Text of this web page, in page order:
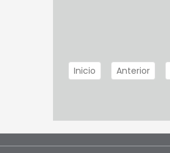
Inicio Anterior